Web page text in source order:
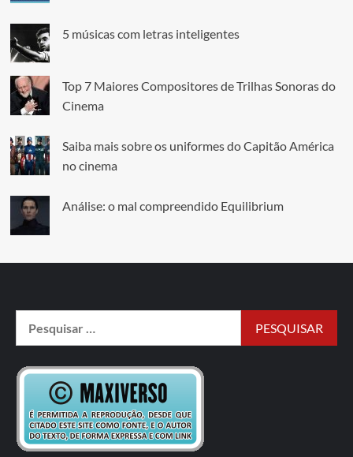
5 músicas com letras inteligentes
Top 7 Maiores Compositores de Trilhas Sonoras do
Cinema
Saiba mais sobre os uniformes do Capitão América
no cinema
Análise: o mal compreendido Equilibrium